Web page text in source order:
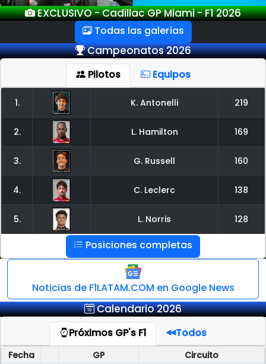
EXCLUSIVO - GP Miami - F1 2026
Todas las galerías
Campeonatos 2026
Pilotos Equipos
1. K. Antonelli 219
2. L. Hamilton 169
3. G. Russell 160
4. C. Leclerc 138
5. L. Norris 128
Posiciones completas
Noticias de F1LATAM.COM en Google News
Calendario 2026
Próximos GP's F1 Todos
Fecha GP Circuito